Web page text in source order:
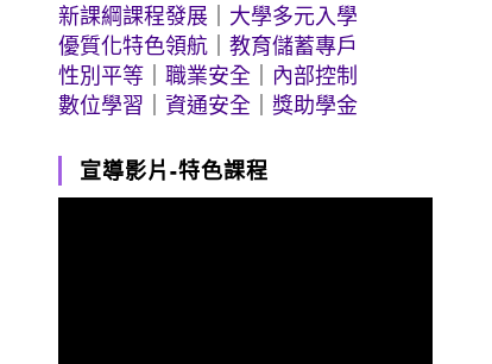
新課綱課程發展
大學多元入學
優質化特色領航 ｜教育儲蓄專戶
性別平等 ｜職業安全
內部控制
數位學習 ｜資通安全 ｜獎助學金
宣導影片-特色課程